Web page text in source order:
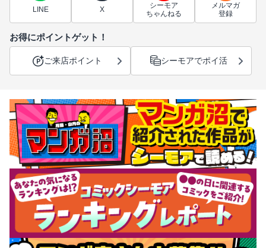
LINE X
シーモア
ちゃんねる
メルマガ
登録
お得にポイントゲット！
ご来店ポイント シーモアでポイ活